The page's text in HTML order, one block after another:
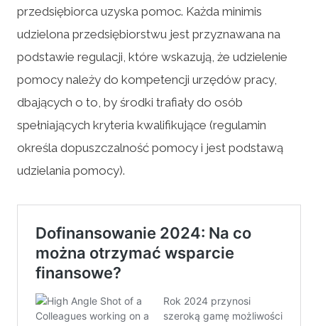
przedsiębiorca uzyska pomoc. Każda minimis
udzielona przedsiębiorstwu jest przyznawana na
podstawie regulacji, które wskazują, że udzielenie
pomocy należy do kompetencji urzędów pracy,
dbających o to, by środki trafiały do osób
spełniających kryteria kwalifikujące (regulamin
określa dopuszczalność pomocy i jest podstawą
udzielania pomocy).